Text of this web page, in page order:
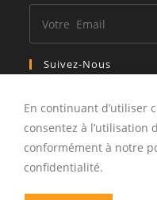
Suivez-Nous
En continuant d’utiliser
consentez à l’utilisation
conformément à notre
confidentialité.